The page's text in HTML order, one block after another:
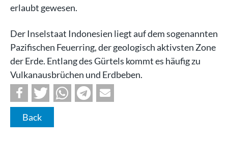
erlaubt gewesen.
Der Inselstaat Indonesien liegt auf dem sogenannten
Pazifischen Feuerring, der geologisch aktivsten Zone
der Erde. Entlang des Gürtels kommt es häufig zu
Vulkanausbrüchen und Erdbeben.
Back